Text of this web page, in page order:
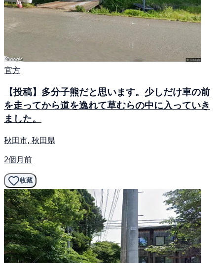
官方
【投稿】多分子熊だと思います。少しだけ車の前
を走ってから道を逸れて草むらの中に入っていき
ました。
秋田市, 秋田県
2個月前
收藏